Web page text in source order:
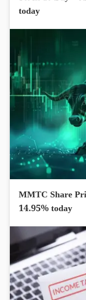
today
MMTC Share
14.95% today